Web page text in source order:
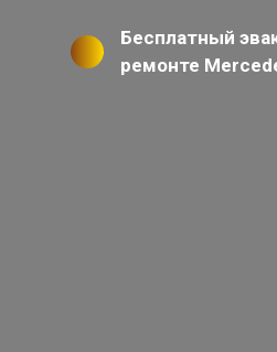
Бесплатный
ремонте